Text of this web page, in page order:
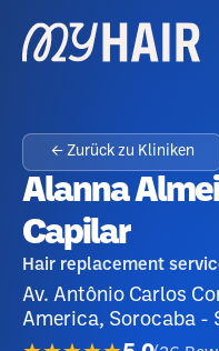
← Zurück zu Kliniken
Alanna
Capilar
Hair replacement
Av. Antônio Carlos
America, Sorocaba -